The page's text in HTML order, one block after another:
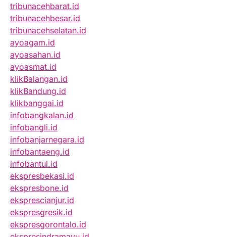
tribunacehbarat.id
tribunacehbesar.id
tribunacehselatan.id
ayoagam.id
ayoasahan.id
ayoasmat.id
klikBalangan.id
klikBandung.id
klikbanggai.id
infobangkalan.id
infobangli.id
infobanjarnegara.id
infobantaeng.id
infobantul.id
ekspresbekasi.id
ekspresbone.id
eksprescianjur.id
ekspresgresik.id
ekspresgorontalo.id